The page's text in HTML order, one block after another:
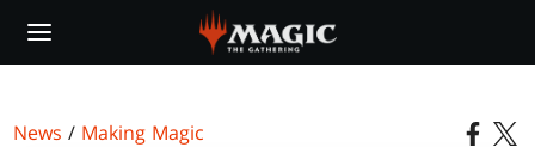
main
News / Making Magic